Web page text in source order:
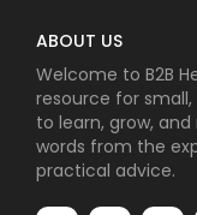
ABOUT US
Welcome to B2B
resource for
to learn, grow,
words from the
practical advice.